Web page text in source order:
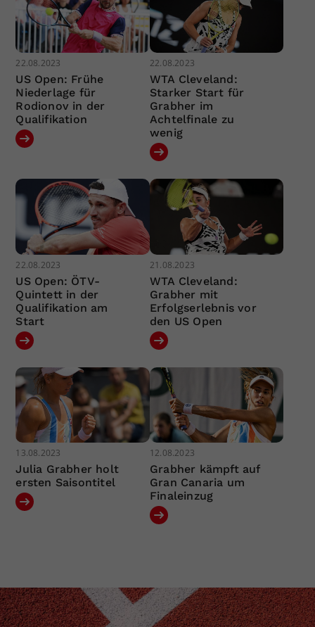
22.08.2023
US Open: Frühe
Niederlage für
Rodionov in der
Qualifikation
22.08.2023
WTA Cleveland:
Starker Start für
Grabher im
Achtelfinale zu
wenig
22.08.2023
US Open: ÖTV-
Quintett in der
Qualifikation am
Start
21.08.2023
WTA Cleveland:
Grabher mit
Erfolgserlebnis vor
den US Open
13.08.2023
Julia Grabher holt
ersten Saisontitel
12.08.2023
Grabher kämpft auf
Gran Canaria um
Finaleinzug